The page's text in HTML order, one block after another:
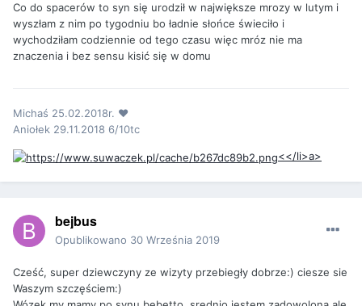
Co do spacerów to syn się urodził w największe mrozy w lutym i
wyszłam z nim po tygodniu bo ładnie słońce świeciło i
wychodziłam codziennie od tego czasu więc mróz nie ma
znaczenia i bez sensu kisić się w domu
Michaś 25.02.2018r. ❤️
Aniołek 29.11.2018 6/10tc
<</li>a>
bejbus
Opublikowano 30 Września 2019
Cześć, super dziewczyny ze wizyty przebiegły dobrze:) ciesze sie
Waszym szczęściem:)